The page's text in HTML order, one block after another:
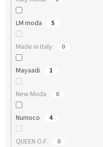
LM moda 5
Made in Italy 0
Mayaadi 1
New Moda 0
Numoco 4
QUEEN O.F. 0